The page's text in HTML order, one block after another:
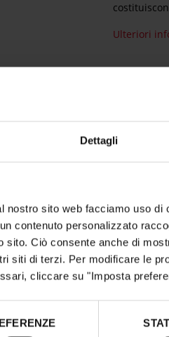
Dettagli
nostro sito web facciamo uso
contenuto personalizzato
sito. Ciò consente anche di
siti di terzi. Per modificare le
cliccare su "Imposta
Ulteriori
le